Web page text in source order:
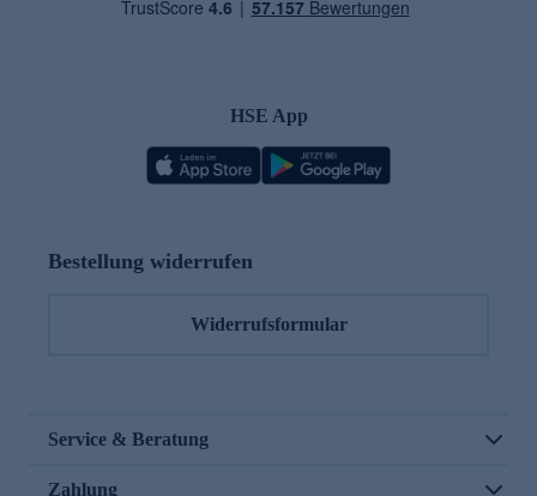
HSE App
Bestellung widerrufen
Widerrufsformular
Service & Beratung
Zahlung